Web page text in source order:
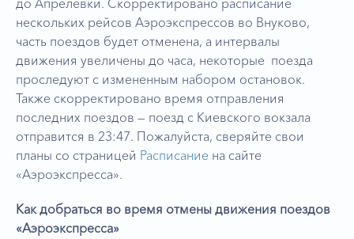
нескольких рейсов Аэроэкспрессов во Внуково,
часть поездов будет отменена, а интервалы
движения увеличены до часа, некоторые поезда
проследуют с измененным набором остановок.
Также скорректировано время отправления
последних поездов — поезд с Киевского вокзала
отправится в 23:47. Пожалуйста, сверяйте свои
планы со страницей Расписание на сайте
«Аэроэкспресса».
Как добраться во время отмены движения поездов
«Аэроэкспресса»